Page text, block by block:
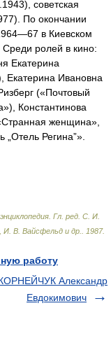
советская
По окончании
в Киевском
ролей в кино:
Екатерина
Екатерина Ивановна
(«Почтовый
Константинова
женщина»,
Регина”».
Гл. ред. С. И.
В. Вайсфельд и др.
1987.
работу
Александр
Евдокимович